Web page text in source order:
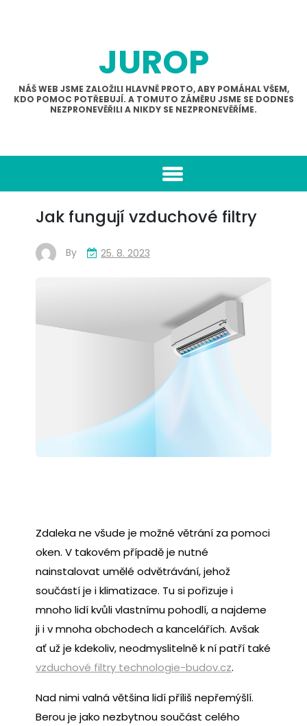
JUROP
NÁŠ WEB JSME ZALOŽILI HLAVNĚ PROTO, ABY POMÁHAL VŠEM,
KDO POMOC POTŘEBUJÍ. A TOMUTO ZÁMĚRU JSME SE DODNES
NEZPRONEVĚŘILI A NIKDY SE NEZPRONEVĚŘÍME.
Jak fungují vzduchové filtry
By 25. 8. 2023
Zdaleka ne všude je možné větrání za pomoci
oken. V takovém případě je nutné
nainstalovat umělé odvětrávání, jehož
součástí je i klimatizace. Tu si pořizuje i
mnoho lidí kvůli vlastnímu pohodlí, a najdeme
ji i v mnoha obchodech a kancelářích. Avšak
ať už je kdekoliv, neodmyslitelně k ní patří také
vzduchové filtry technologie-budov.cz.
Nad nimi valná většina lidí příliš nepřemýšlí.
Berou je jako nezbytnou součást celého